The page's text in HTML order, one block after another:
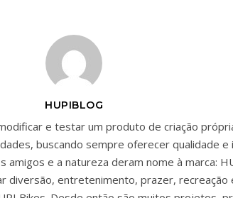
HUPIBLOG
e testar um produto de criação
buscando sempre oferecer qualidade e
amigos e a natureza deram nome à marca:
diversão, entretenimento, prazer, recreação